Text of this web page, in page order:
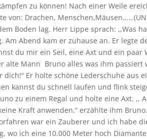
zu können! Nach einer Weile
Drachen,
Boden lag. Herr Lippe sprach: ,,Was
Abend kam er zuhause an. Er legte
du mir ein Seil, eine Axt und ein paar
alte Mann Bruno alles was ihm
Er holte schöne Lederschuhe aus
kannst du schnell laufen und flink
zu einem Regal und holte eine Axt. ,,
Kraft anwenden.“ erzählte ihm
war ein Zauberer und ich habe
ich eine 10.000 Meter hoch